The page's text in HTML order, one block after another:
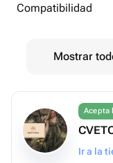
Compatibilidad
Mostrar
Acepta
Ir a la